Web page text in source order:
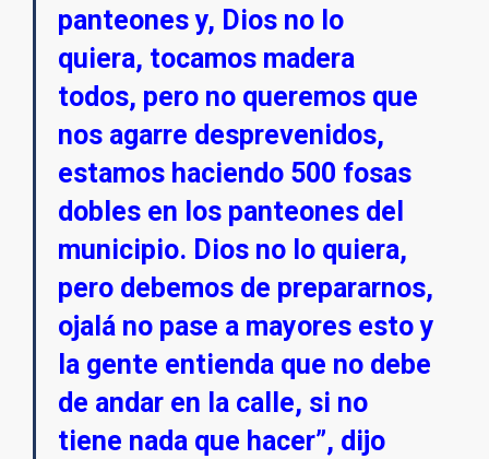
panteones y, Dios no lo
quiera, tocamos madera
todos, pero no queremos que
nos agarre desprevenidos,
estamos haciendo 500 fosas
dobles en los panteones del
municipio. Dios no lo quiera,
pero debemos de prepararnos,
ojalá no pase a mayores esto y
la gente entienda que no debe
de andar en la calle, si no
tiene nada que hacer”, dijo